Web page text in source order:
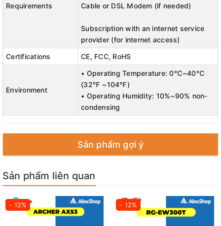
Requirements
Cable or DSL Modem (if needed)
Subscription with an internet service
provider (for internet access)
Certifications
CE, FCC, RoHS
Environment
• Operating Temperature: 0℃~40℃
(32℉ ~104℉)
• Operating Humidity: 10%~90% non-
condensing
Sản phẩm gợi ý
Sản phẩm liên quan
- 12% - 12%